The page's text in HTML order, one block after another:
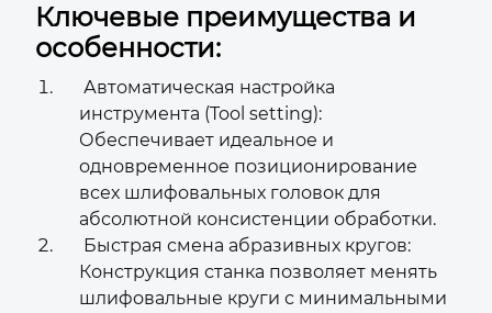
Ключевые преимущества и
особенности:
Автоматическая настройка
инструмента (Tool setting):
Обеспечивает идеальное и
одновременное позиционирование
всех шлифовальных головок для
абсолютной консистенции обработки.
Быстрая смена абразивных кругов:
Конструкция станка позволяет менять
шлифовальные круги с минимальными